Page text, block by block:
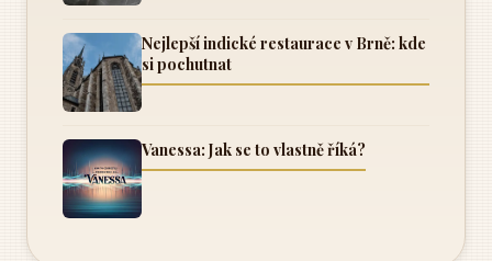
Nejlepší indické restaurace v Brně: kde
si pochutnat
Vanessa: Jak se to vlastně říká?